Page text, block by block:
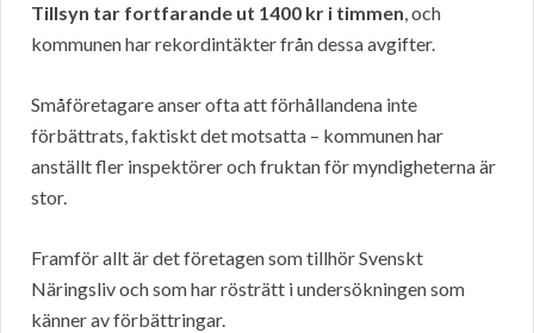
Tillsyn tar fortfarande ut 1400 kr i timmen, och
kommunen har rekordintäkter från dessa avgifter.
Småföretagare anser ofta att förhållandena inte
förbättrats, faktiskt det motsatta – kommunen har
anställt fler inspektörer och fruktan för myndigheterna är
stor.
Framför allt är det företagen som tillhör Svenskt
Näringsliv och som har rösträtt i undersökningen som
känner av förbättringar.